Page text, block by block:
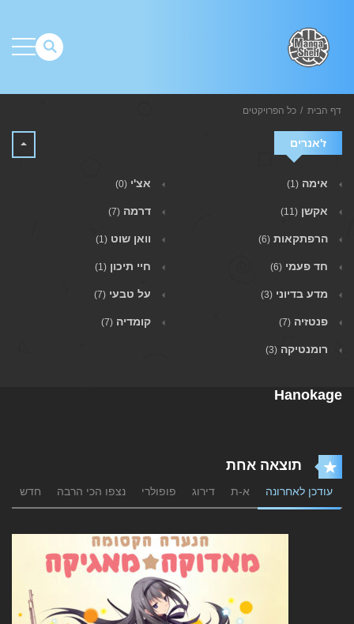
דף הבית כל הפרויקטים
ז'אנרים
אימה (1) אצ'י (0)
אקשן (11) דרמה (7)
הרפתקאות (6) וואן שוט (1)
חד פעמי (6) חיי תיכון (1)
מדע בדיוני (3) על טבעי (7)
פנטזיה (7) קומדיה (7)
רומנטיקה (3)
Hanokage
תוצאה אחת
עודכן לאחרונה א-ת דירוג פופולרי נצפו הכי הרבה חדש